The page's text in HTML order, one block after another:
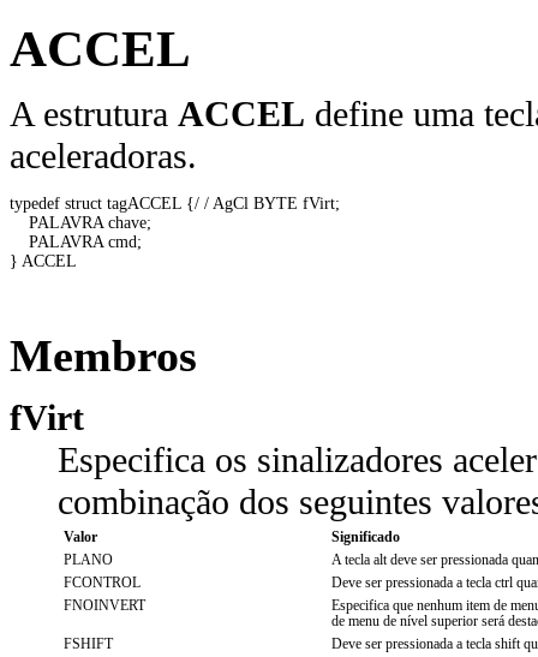
ACCEL
A estrutura ACCEL define uma
aceleradoras.
typedef struct tagACCEL {/ / AgCl BYTE fVirt;
    PALAVRA chave;
    PALAVRA cmd;
} ACCEL
Membros
fVirt
Especifica os sinalizadores
combinação dos seguintes
Valor
Significado
PLANO
A tecla alt deve ser pressionada
FCONTROL
Deve ser pressionada a tecla ctrl
FNOINVERT
Especifica que nenhum item de
de menu de nível superior será
FSHIFT
Deve ser pressionada a tecla shift